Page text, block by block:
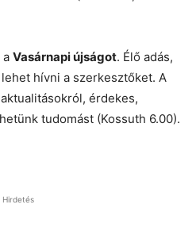
a Vasárnapi újságot. Élő adás,
hívni a szerkesztőket. A
érdekes,
tudomást (Kossuth 6.00).
Hirdetés